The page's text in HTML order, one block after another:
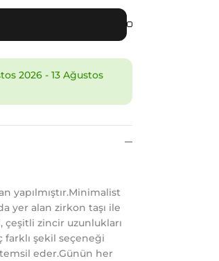
2026- 13 Ağustos
yapılmıştır.Minimalist
yer alan zirkon taşı ile
çeşitli zincir uzunlukları
farklı şekil seçeneği
eder.Günün her